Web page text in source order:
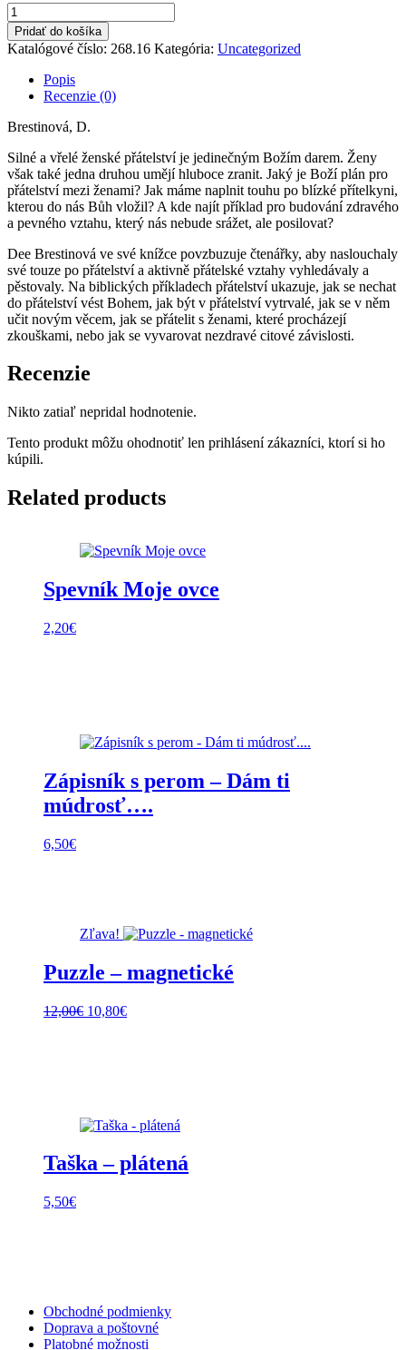
8,60€.8,30€.
množstvo
Přátelství
žen
Pridať do košíka
Katalógové číslo: 268.16 Kategória: Uncategorized
Popis
Recenzie (0)
Brestinová, D.
Silné a vřelé ženské přátelství je jedinečným Božím darem. Ženy
však také jedna druhou umějí hluboce zranit. Jaký je Boží plán pro
přátelství mezi ženami? Jak máme naplnit touhu po blízké přítelkyni,
kterou do nás Bůh vložil? A kde najít příklad pro budování zdravého
a pevného vztahu, který nás nebude srážet, ale posilovat?
Dee Brestinová ve své knížce povzbuzuje čtenářky, aby naslouchaly
své touze po přátelství a aktivně přátelské vztahy vyhledávaly a
pěstovaly. Na biblických příkladech přátelství ukazuje, jak se nechat
do přátelství vést Bohem, jak být v přátelství vytrvalé, jak se v něm
učit novým věcem, jak se přátelit s ženami, které procházejí
zkouškami, nebo jak se vyvarovat nezdravé citové závislosti.
Recenzie
Nikto zatiaľ nepridal hodnotenie.
Tento produkt môžu ohodnotiť len prihlásení zákazníci, ktorí si ho
kúpili.
Related products
Spevník Moje ovce
2,20€
Zápisník s perom – Dám ti
múdrosť….
6,50€
Zľava!
Puzzle – magnetické
12,00€ Pôvodná
10,80€Aktuálna
Taška – plátená
5,50€
Obchodné podmienky
Doprava a poštovné
Platobné možnosti